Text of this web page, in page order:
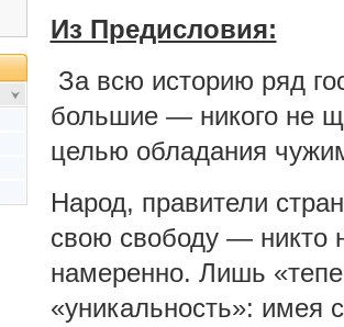
Из Предисловия:
За всю историю ряд
большие — никого не
целью обладания
Народ, правители
свою свободу — никто
намеренно. Лишь
«уникальность»: имея